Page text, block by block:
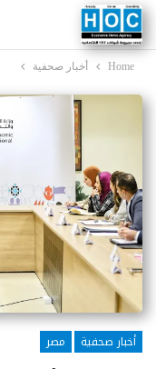
Home أخبار صحفية
أخبار صحفية
مصر